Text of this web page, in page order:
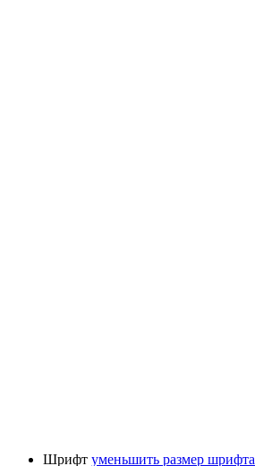
Шрифт уменьшить размер шрифта